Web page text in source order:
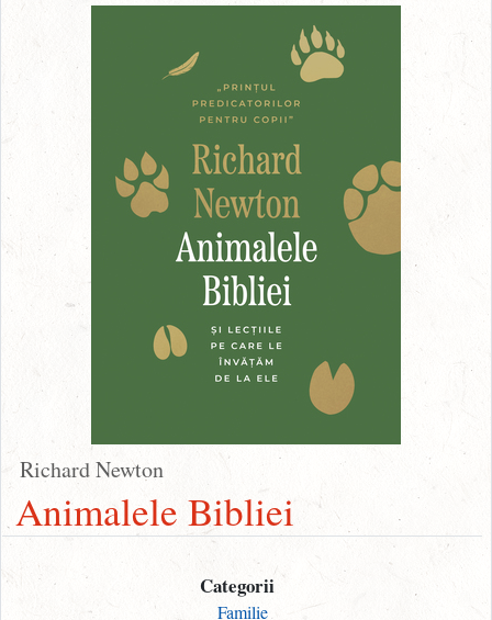
Richard Newton
Animalele Bibliei
Categorii
Familie